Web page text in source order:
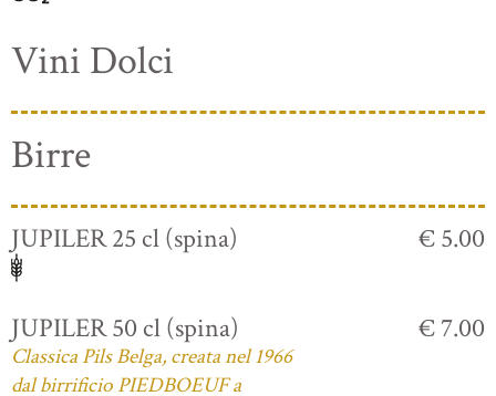
Vini Dolci
Birre
JUPILER 25 cl (spina) € 5.00
JUPILER 50 cl (spina)
Classica Pils Belga, creata nel 1966
dal birrificio PIEDBOEUF a
€ 7.00